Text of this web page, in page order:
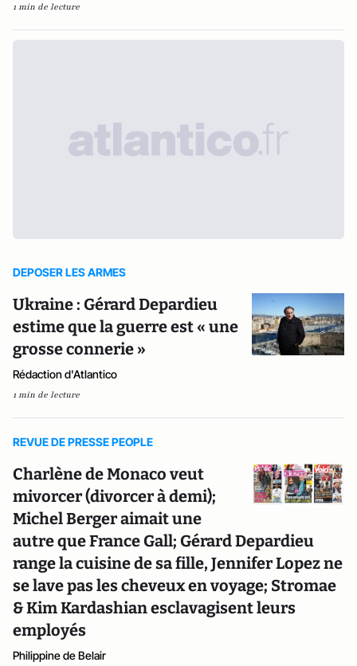
1 min de lecture
DEPOSER LES ARMES
Ukraine : Gérard Depardieu
estime que la guerre est « une
grosse connerie »
Rédaction d'Atlantico
1 min de lecture
REVUE DE PRESSE PEOPLE
Charlène de Monaco veut
mivorcer (divorcer à demi);
Michel Berger aimait une
autre que France Gall; Gérard Depardieu
range la cuisine de sa fille, Jennifer Lopez ne
se lave pas les cheveux en voyage; Stromae
& Kim Kardashian esclavagisent leurs
employés
Philippine de Belair